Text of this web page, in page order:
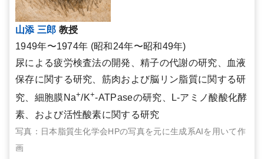
山添 三郎 教授
1949年〜1974年 (昭和24年〜昭和49年)
尿による疲労検査法の開発、精子の代謝の研究、血液
保存に関する研究、筋肉および脳リン脂質に関する研
究、細胞膜Na+/K+-ATPaseの研究、L-アミノ酸酸化酵
素、および活性酸素に関する研究
写真：日本脂質生化学会HPの写真を元に生成系AIを用いて作
画